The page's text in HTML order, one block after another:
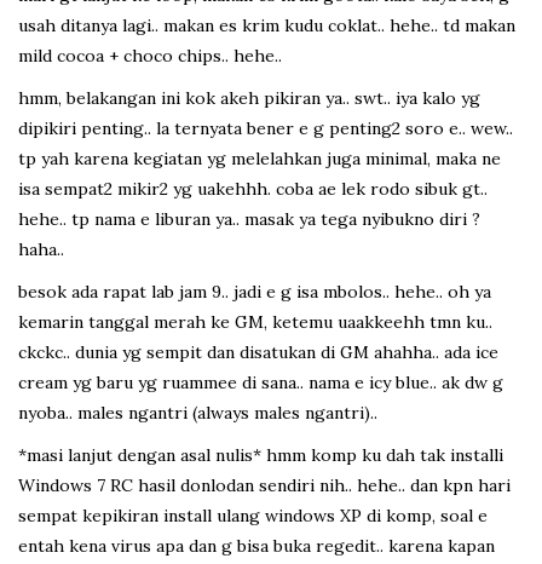
usah ditanya lagi.. makan es krim kudu coklat.. hehe.. td makan
mild cocoa + choco chips.. hehe..
hmm, belakangan ini kok akeh pikiran ya.. swt.. iya kalo yg
dipikiri penting.. la ternyata bener e g penting2 soro e.. wew..
tp yah karena kegiatan yg melelahkan juga minimal, maka ne
isa sempat2 mikir2 yg uakehhh. coba ae lek rodo sibuk gt..
hehe.. tp nama e liburan ya.. masak ya tega nyibukno diri ?
haha..
besok ada rapat lab jam 9.. jadi e g isa mbolos.. hehe.. oh ya
kemarin tanggal merah ke GM, ketemu uaakkeehh tmn ku..
ckckc.. dunia yg sempit dan disatukan di GM ahahha.. ada ice
cream yg baru yg ruammee di sana.. nama e icy blue.. ak dw g
nyoba.. males ngantri (always males ngantri)..
*masi lanjut dengan asal nulis* hmm komp ku dah tak installi
Windows 7 RC hasil donlodan sendiri nih.. hehe.. dan kpn hari
sempat kepikiran install ulang windows XP di komp, soal e
entah kena virus apa dan g bisa buka regedit.. karena kapan